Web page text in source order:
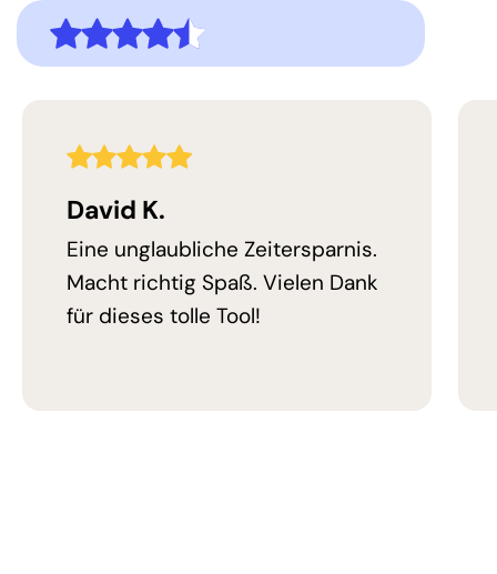
4,5
Bewertung
5,0
Bewertung
David K.
Eine unglaubliche Zeitersparnis.
Macht richtig Spaß. Vielen Dank
für dieses tolle Tool!